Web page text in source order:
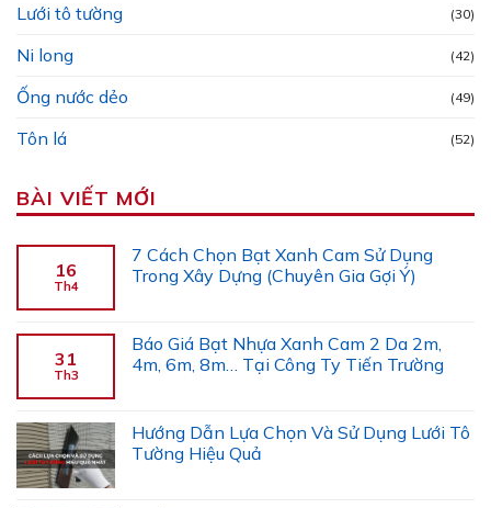
Lưới tô tường (30)
Ni long (42)
Ống nước dẻo (49)
Tôn lá (52)
BÀI VIẾT MỚI
16
Th4
7 Cách Chọn Bạt Xanh Cam Sử Dụng
Trong Xây Dựng (Chuyên Gia Gợi Ý)
31
Th3
Báo Giá Bạt Nhựa Xanh Cam 2 Da 2m,
4m, 6m, 8m… Tại Công Ty Tiến Trường
Hướng Dẫn Lựa Chọn Và Sử Dụng Lưới Tô
Tường Hiệu Quả